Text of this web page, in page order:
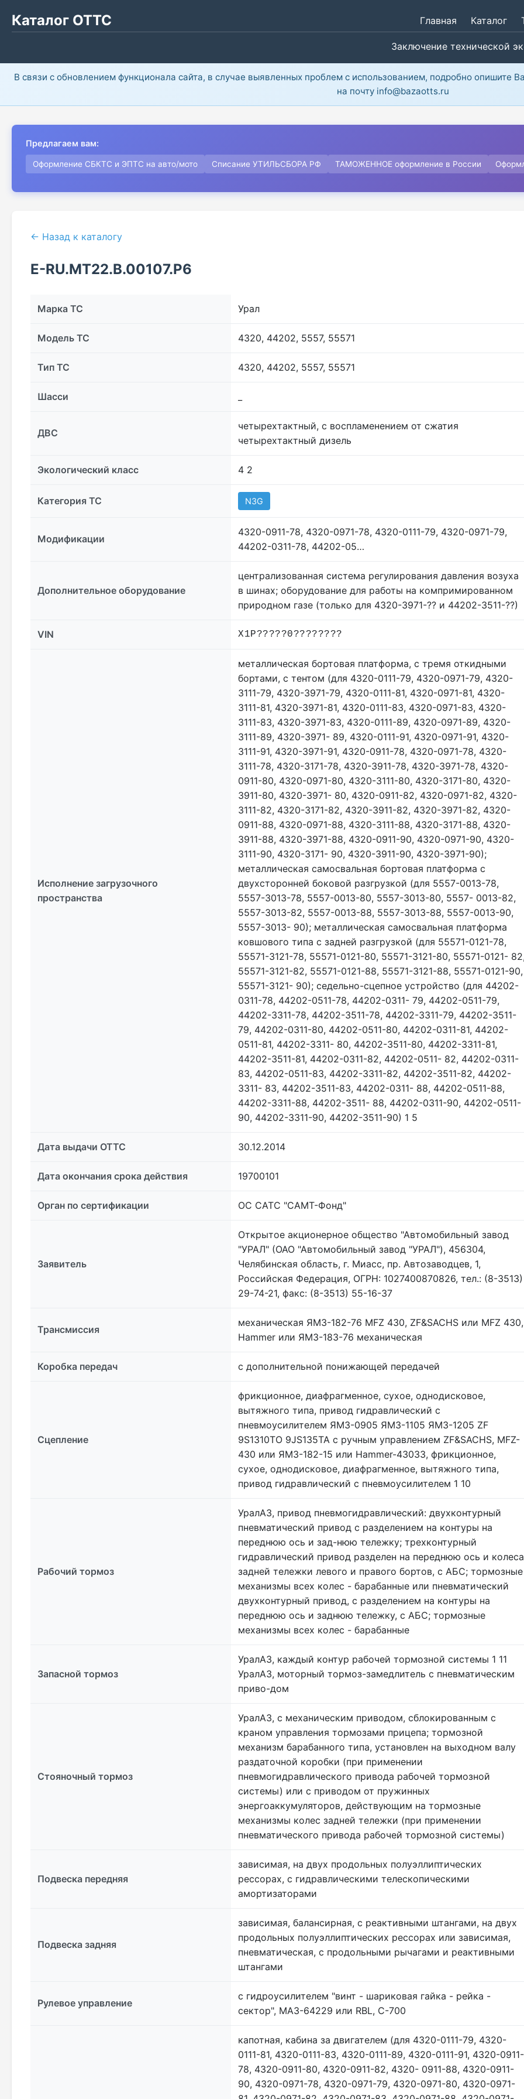
Каталог ОТТС Главная Каталог
Заключение технической
В связи с обновлением функционала сайта, в случае выявленных проблем с использованием, подробно опишите
на почту info@bazaotts.ru
Предлагаем вам:
Оформление СБКТС и ЭПТС на авто/мото Списание УТИЛЬСБОРА РФ ТАМОЖЕННОЕ оформление в России
← Назад к каталогу
Е-RU.МТ22.В.00107.Р6
Марка ТС Урал
Модель ТС 4320, 44202, 5557, 55571
Тип ТС 4320, 44202, 5557, 55571
Шасси
ДВС
четырехтактный, с воспламенением от сжатия
четырехтактный дизель
Экологический класс 4 2
Категория ТС N3G
Модификации
4320-0911-78, 4320-0971-78, 4320-0111-79, 4320-0971-79,
44202-0311-78, 44202-05…
Дополнительное оборудование
централизованная система регулирования давления возуха
в шинах; оборудование для работы на компримированном
природном газе (только для 4320-3971-?? и 44202-3511-??)
VIN X1P?????0????????
Исполнение загрузочного
пространства
металлическая бортовая платформа, с тремя откидными
бортами, с тентом (для 4320-0111-79, 4320-0971-79, 4320-
3111-79, 4320-3971-79, 4320-0111-81, 4320-0971-81, 4320-
3111-81, 4320-3971-81, 4320-0111-83, 4320-0971-83, 4320-
3111-83, 4320-3971-83, 4320-0111-89, 4320-0971-89, 4320-
3111-89, 4320-3971- 89, 4320-0111-91, 4320-0971-91, 4320-
3111-91, 4320-3971-91, 4320-0911-78, 4320-0971-78, 4320-
3111-78, 4320-3171-78, 4320-3911-78, 4320-3971-78, 4320-
0911-80, 4320-0971-80, 4320-3111-80, 4320-3171-80, 4320-
3911-80, 4320-3971- 80, 4320-0911-82, 4320-0971-82, 4320-
3111-82, 4320-3171-82, 4320-3911-82, 4320-3971-82, 4320-
0911-88, 4320-0971-88, 4320-3111-88, 4320-3171-88, 4320-
3911-88, 4320-3971-88, 4320-0911-90, 4320-0971-90, 4320-
3111-90, 4320-3171- 90, 4320-3911-90, 4320-3971-90);
металлическая самосвальная бортовая платформа с
двухсторонней боковой разгрузкой (для 5557-0013-78,
5557-3013-78, 5557-0013-80, 5557-3013-80, 5557- 0013-82,
5557-3013-82, 5557-0013-88, 5557-3013-88, 5557-0013-90,
5557-3013- 90); металлическая самосвальная платформа
ковшового типа с задней разгрузкой (для 55571-0121-78,
55571-3121-78, 55571-0121-80, 55571-3121-80, 55571-0121-
55571-3121-82, 55571-0121-88, 55571-3121-88, 55571-0121-90,
55571-3121- 90); седельно-сцепное устройство (для 44202-
0311-78, 44202-0511-78, 44202-0311- 79, 44202-0511-79,
44202-3311-78, 44202-3511-78, 44202-3311-79, 44202-3511-
79, 44202-0311-80, 44202-0511-80, 44202-0311-81, 44202-
0511-81, 44202-3311- 80, 44202-3511-80, 44202-3311-81,
44202-3511-81, 44202-0311-82, 44202-0511- 82, 44202-0311-
83, 44202-0511-83, 44202-3311-82, 44202-3511-82, 44202-
3311- 83, 44202-3511-83, 44202-0311- 88, 44202-0511-88,
44202-3311-88, 44202-3511- 88, 44202-0311-90, 44202-0511-
90, 44202-3311-90, 44202-3511-90) 1 5
Дата выдачи ОТТС 30.12.2014
Дата окончания срока действия 19700101
Орган по сертификации ОС САТС "САМТ-Фонд"
Заявитель
Открытое акционерное общество "Автомобильный завод
"УРАЛ" (ОАО "Автомобильный завод "УРАЛ"), 456304,
Челябинская область, г. Миасс, пр. Автозаводцев, 1,
Российская Федерация, ОГРН: 1027400870826, тел.: (8-3513)
29-74-21, факс: (8-3513) 55-16-37
Трансмиссия
механическая ЯМЗ-182-76 MFZ 430, ZF&SACHS или MFZ 430,
Hammer или ЯМЗ-183-76 механическая
Коробка передач с дополнительной понижающей передачей
Сцепление
фрикционное, диафрагменное, сухое, однодисковое,
вытяжного типа, привод гидравлический с
пневмоусилителем ЯМЗ-0905 ЯМЗ-1105 ЯМЗ-1205 ZF
9S1310ТО 9JS135ТА с ручным управлением ZF&SACHS, MFZ-
430 или ЯМЗ-182-15 или Hammer-43033, фрикционное,
сухое, однодисковое, диафрагменное, вытяжного типа,
привод гидравлический с пневмоусилителем 1 10
Рабочий тормоз
УралАЗ, привод пневмогидравлический: двухконтурный
пневматический привод с разделением на контуры на
переднюю ось и зад-нюю тележку; трехконтурный
гидравлический привод разделен на переднюю ось и колеса
задней тележки левого и правого бортов, с АБС; тормозные
механизмы всех колес - барабанные или пневматический
двухконтурный привод, с разделением на контуры на
переднюю ось и заднюю тележку, с АБС; тормозные
механизмы всех колес - барабанные
Запасной тормоз
УралАЗ, каждый контур рабочей тормозной системы 1 11
УралАЗ, моторный тормоз-замедлитель с пневматическим
приво-дом
Стояночный тормоз
УралАЗ, с механическим приводом, сблокированным с
краном управления тормозами прицепа; тормозной
механизм барабанного типа, установлен на выходном валу
раздаточной коробки (при применении
пневмогидравлического привода рабочей тормозной
системы) или с приводом от пружинных
энергоаккумуляторов, действующим на тормозные
механизмы колес задней тележки (при применении
пневматического привода рабочей тормозной системы)
Подвеска передняя
зависимая, на двух продольных полуэллиптических
рессорах, с гидравлическими телескопическими
амортизаторами
Подвеска задняя
зависимая, балансирная, с реактивными штангами, на двух
продольных полуэллиптических рессорах или зависимая,
пневматическая, с продольными рычагами и реактивными
штангами
Рулевое управление
с гидроусилителем "винт - шариковая гайка - рейка -
сектор", МАЗ-64229 или RBL, С-700
капотная, кабина за двигателем (для 4320-0111-79, 4320-
0111-81, 4320-0111-83, 4320-0111-89, 4320-0111-91, 4320-0911-
78, 4320-0911-80, 4320-0911-82, 4320- 0911-88, 4320-0911-
90, 4320-0971-78, 4320-0971-79, 4320-0971-80, 4320-0971-